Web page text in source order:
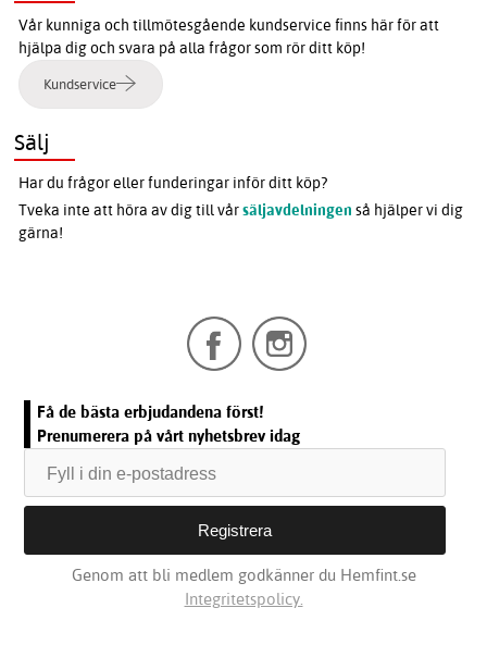
Vår kunniga och tillmötesgående kundservice finns här för att
hjälpa dig och svara på alla frågor som rör ditt köp!
Kundservice
Sälj
Har du frågor eller funderingar inför ditt köp?
Tveka inte att höra av dig till vårsäljavdelningen så hjälper vi dig
gärna!
Få de bästa erbjudandena först!
Prenumerera på vårt nyhetsbrev idag
Genom att bli medlem godkänner du Hemfint.se
Integritetspolicy.